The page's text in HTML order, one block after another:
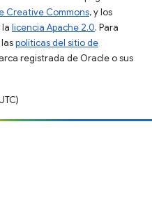
Creative Commons, y los
licencia Apache 2.0. Para
políticas del sitio de
registrada de Oracle o sus